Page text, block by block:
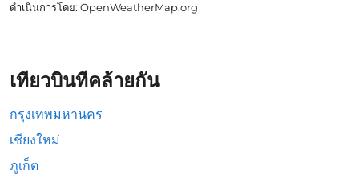
ดำเนินการโดย: OpenWeatherMap.org
เที่ยวบินที่คล้ายกัน
กรุงเทพมหานคร
เชียงใหม่
ภูเก็ต